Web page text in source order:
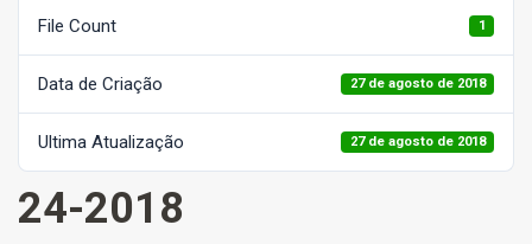
File Count 1
Data de Criação 27 de agosto de 2018
Ultima Atualização 27 de agosto de 2018
24-2018